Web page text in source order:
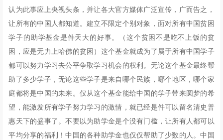
认为此事应上央视头条，并让各大官方媒体广泛宣传，广而告之，
让所有的中国人都知道。建立不限定个别对象，面对所有中国贫困
学子的助学基金是件天大的好事。（这个贫困不是吃不上饭的贫
困，应是无力上哈佛的贫困）这个基金就成为了属于所有中国学子
都可以努力学习去公平争取学习机会的权利。无论这个基金最终帮
助了多少学子，无论这些学子是来自哪个民族，哪个地区，哪个家
庭都将是中国的未来。仅从这个基金能给中国的学子带来圆梦的希
望，能激发所有学子努力学习的激情，就已经是件可以留名清史普
惠天下的盛事了。不要以为助学金是个没有门槛，让所有人都可以
平均分享的福利！中国的各种助学金也仅仅帮助了少数的人。中国